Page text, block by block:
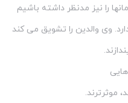
را نیز مدنظر داشته باشیم
وی والدین را تشویق می کند
موثرترند.